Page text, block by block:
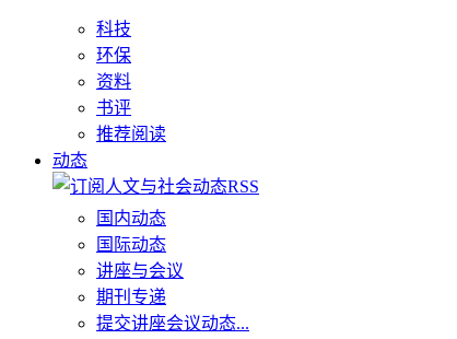
科技
环保
资料
书评
推荐阅读
动态
国内动态
国际动态
讲座与会议
期刊专递
提交讲座会议动态...